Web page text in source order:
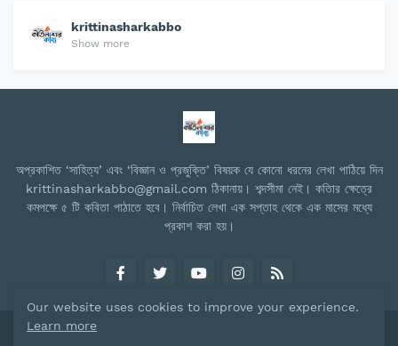
krittinasharkabbo
Show more
অপ্রকাশিত ‘সাহিত্য’ এবং ‘বিজ্ঞান ও প্রজুক্তি’ বিষয়ক যে কোনো ধরনের লেখা পাঠিয়ে দিন
krittinasharkabbo@gmail.com ঠিকানায়। শব্দসীমা নেই। কতিার ক্ষেত্রে
কমপক্ষে ৫ টি কবিতা পাঠাতে হবে। নির্বাচিত লেখা এক সপ্তাহ থেকে এক মাসের মধ্যে
প্রকাশ করা হয়।
Our website uses cookies to improve your experience.
Learn more